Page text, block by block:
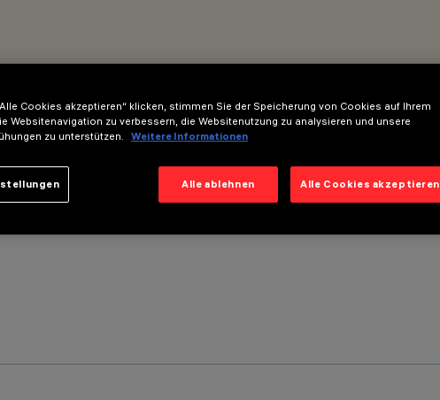
Cookies akzeptieren“ klicken, stimmen Sie der Speicherung von Cookies auf Ihrem
Websitenavigation zu verbessern, die Websitenutzung zu analysieren und unsere
zu unterstützen.
Weitere Informationen
Alle ablehnen Alle Cookies akzeptieren